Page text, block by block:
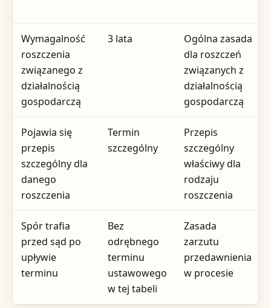
Wymagalność
roszczenia
związanego z
działalnością
gospodarczą
3 lata
Ogólna zasada
dla roszczeń
związanych z
działalnością
gospodarczą
Pojawia się
przepis
szczególny dla
danego
roszczenia
Termin
szczególny
Przepis
szczególny
właściwy dla
rodzaju
roszczenia
Spór trafia
przed sąd po
upływie
terminu
Bez
odrębnego
terminu
ustawowego
w tej tabeli
Zasada
zarzutu
przedawnienia
w procesie